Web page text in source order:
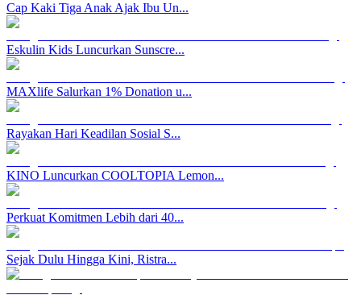
Cap Kaki Tiga Anak Ajak Ibu Un...
Eskulin Kids Luncurkan Sunscre...
MAXlife Salurkan 1% Donation u...
Rayakan Hari Keadilan Sosial S...
KINO Luncurkan COOLTOPIA Lemon...
Perkuat Komitmen Lebih dari 40...
Sejak Dulu Hingga Kini, Ristra...